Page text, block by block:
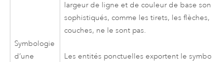
Symbologie
d’une
largeur de ligne et de couleur de base sont
sophistiqués, comme les tirets, les flèches,
couches, ne le sont pas.
Les entités ponctuelles exportent le